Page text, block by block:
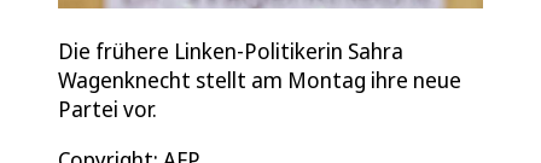
Die frühere Linken-Politikerin Sahra
Wagenknecht stellt am Montag ihre neue
Partei vor.